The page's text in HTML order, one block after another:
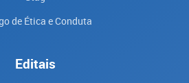
de Ética e Conduta
Editais